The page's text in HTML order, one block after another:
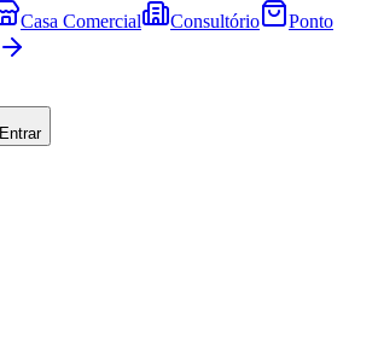
Casa Comercial Consultório
Ponto
Entrar